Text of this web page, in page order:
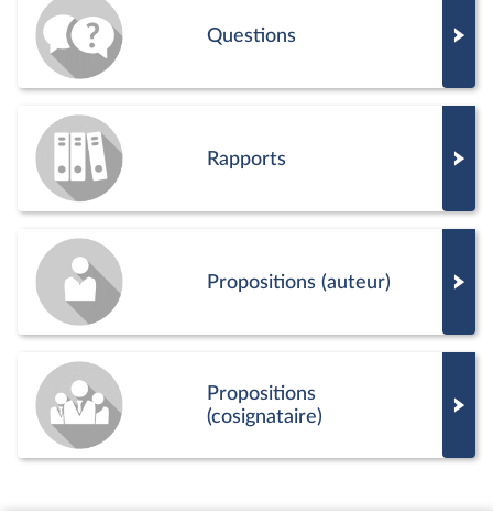
Questions
Rapports
Propositions (auteur)
Propositions
(cosignataire)